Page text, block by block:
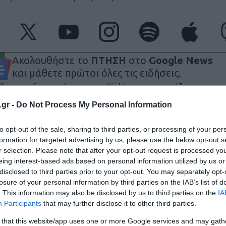
- Do Not Process My Personal Information
opt-out of the sale, sharing to third parties, or processing of your
for targeted advertising by us, please use the below opt-out
selection. Please note that after your opt-out request is processed
interest-based ads based on personal information utilized by us
to third parties prior to your opt-out. You may separately
of your personal information by third parties on the IAB’s list of
This information may also be disclosed by us to third parties on the
Participants that may further disclose it to other third parties.
that this website/app uses one or more Google services and may
Ακολουθήστε το ΠΤΗΣΗ στο Google News
και μάθετε πρώτοι όλες τις ειδήσεις.
που δημοσιεύονται στο flight.com.gr εκφράζουν τους
απαραίτητα τον ιστότοπο. Απαγορεύεται η αναδημοσίευση
το δικαίωμα ελέγχου των σχολίων, τα οποία εκφράζουν
τους.